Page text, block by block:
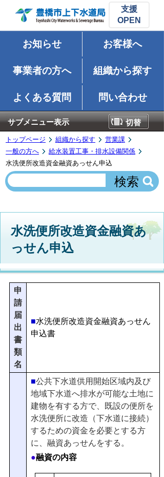
支援
お知らせ お客様へ
事業者の方へ 組織から探す
よくある質問 問い合わせ
サブメニュー表示 切替
トップページ 組織から探す
営業課
一般の方へ
給水装置工事・排水設備関係
水洗便所改造資金融資あっせん申込
水洗便所改造資金融資あ
っせん申込
申
請
届
出
書
類
名
■水洗便所改造資金融資あっせん
申込書
■公共下水道供用開始区域内及び
地域下水道へ排水が可能な土地に
建物を有する方で、既設の便所を
水洗便所に改造（下水道に接続）
するための資金を必要とする方
に、融資あっせんをする。
●融資の内容